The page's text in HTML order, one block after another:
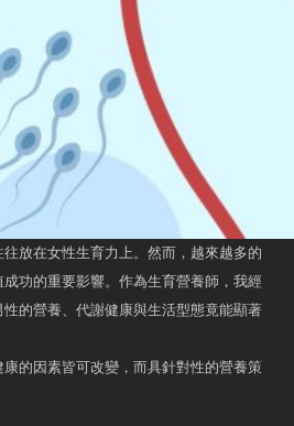
放在女性生育力上。然而，越來越多的
功的重要影響。作為生育營養師，我經
的營養、代謝健康與生活型態竟能顯著
的因素皆可改變，而具針對性的營養策